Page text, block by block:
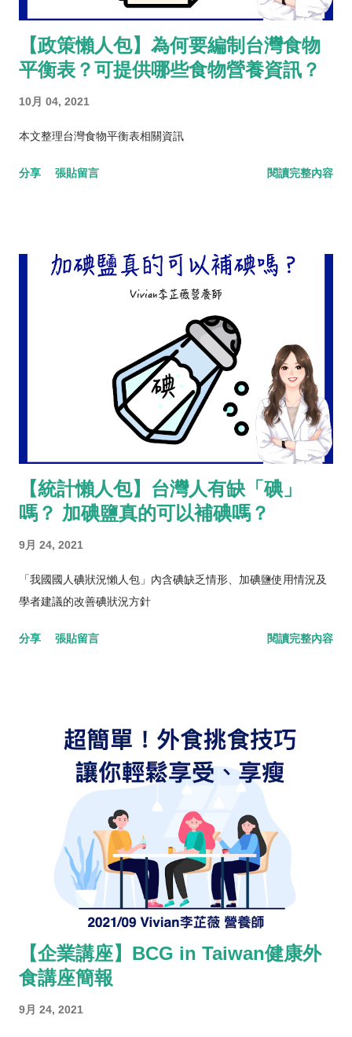
【政策懶人包】為何要編制台灣食物
平衡表？可提供哪些食物營養資訊？
10月 04, 2021
本文整理台灣食物平衡表相關資訊
分享 張貼留言 閱讀完整內容
【統計懶人包】台灣人有缺「碘」
嗎？ 加碘鹽真的可以補碘嗎？
9月 24, 2021
「我國國人碘狀況懶人包」內含碘缺乏情形、加碘鹽使用情況及
學者建議的改善碘狀況方針
分享 張貼留言 閱讀完整內容
【企業講座】BCG in Taiwan健康外
食講座簡報
9月 24, 2021